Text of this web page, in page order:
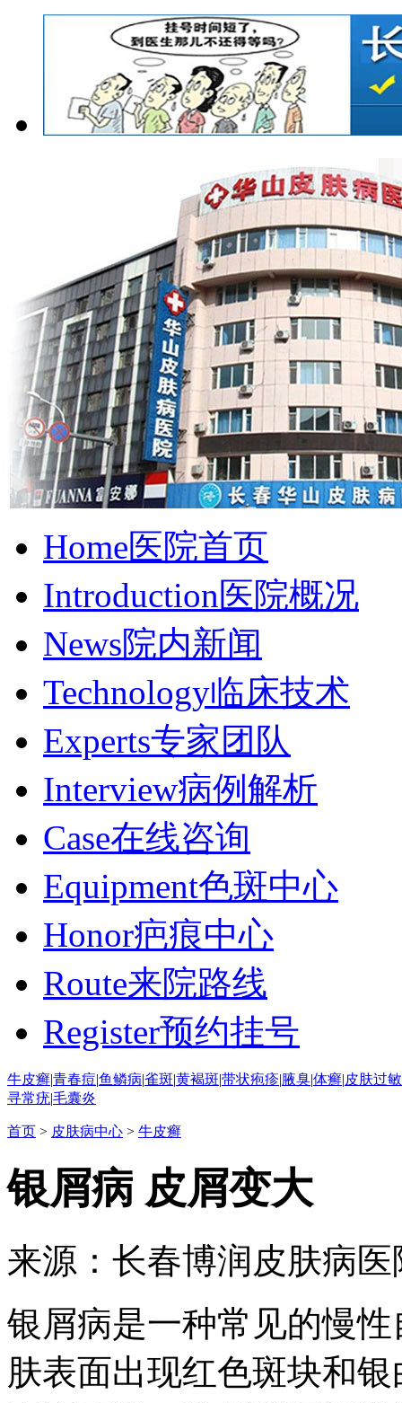
Home医院首页
Introduction医院概况
News院内新闻
Technology临床技术
Experts专家团队
Interview病例解析
Case在线咨询
Equipment色斑中心
Honor疤痕中心
Route来院路线
Register预约挂号
牛皮癣|青春痘|鱼鳞病|雀斑|黄褐斑|带状疱疹|腋臭|体癣|皮肤过敏
寻常疣|毛囊炎
首页 > 皮肤病中心 > 牛皮癣
银屑病 皮屑变大
来源：长春博润皮肤病医
银屑病是一种常见的慢
肤表面出现红色斑块和